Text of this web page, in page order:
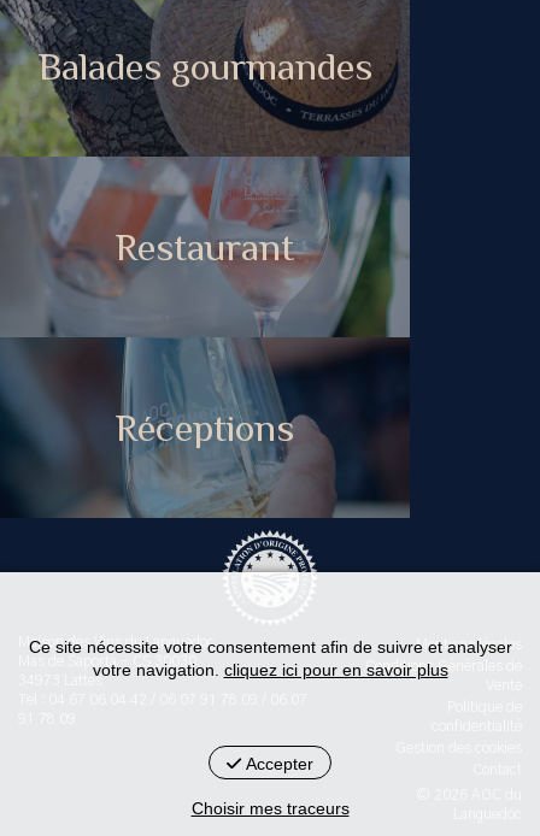
Balades gourmandes
Restaurant
Réceptions
Maison des Vins du Languedoc
Mas de Saporta - CS 30030
34973 Lattes
Mentions légales
Conditions Générales de
Ce site nécessite votre consentement afin de suivre et analyser
votre navigation. cliquez ici pour en savoir plus
Accepter
Choisir mes traceurs